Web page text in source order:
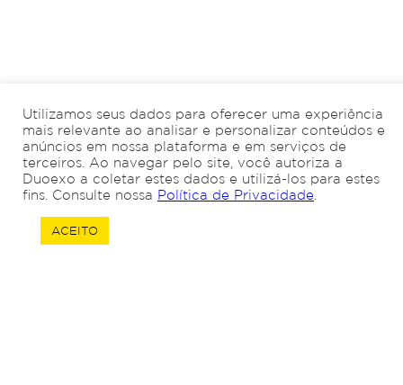
Utilizamos seus dados para oferecer uma experiência
mais relevante ao analisar e personalizar conteúdos e
anúncios em nossa plataforma e em serviços de
terceiros. Ao navegar pelo site, você autoriza a
Duoexo a coletar estes dados e utilizá-los para estes
fins. Consulte nossa Política de Privacidade
ACEITO